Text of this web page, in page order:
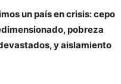
un país en crisis: cepo
pobreza
y aislamiento